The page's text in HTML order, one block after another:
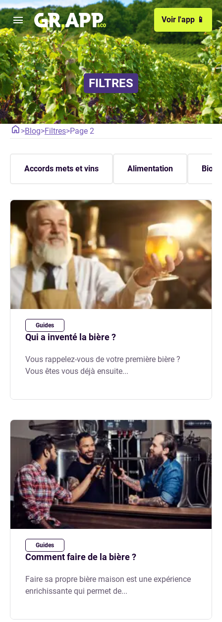
Voir l'app 📱
FILTRES
>Blog>Filtres>Page 2
Accords mets et vins Alimentation Bio
Guides
Qui a inventé la bière ?
Vous rappelez-vous de votre première bière ?
Vous êtes vous déjà ensuite...
Guides
Comment faire de la bière ?
Faire sa propre bière maison est une expérience
enrichissante qui permet de...